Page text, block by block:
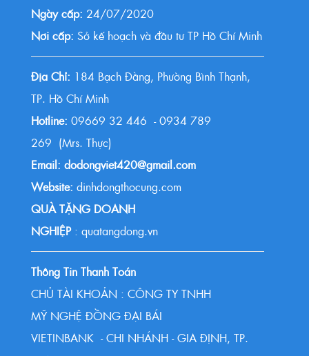
Ngày cấp: 24/07/2020
Nơi cấp: Sở kế hoạch và đầu tư TP Hồ Chí Minh
Địa Chỉ: 184 Bạch Đằng, Phường Bình Thạnh,
TP. Hồ Chí Minh
Hotline: 09669 32 446 - 0934 789
269 (Mrs. Thực)
Email: dodongviet420@gmail.com
Website: dinhdongthocung.com
QUÀ TẶNG DOANH
NGHIỆP : quatangdong.vn
Thông Tin Thanh Toán
CHỦ TÀI KHOẢN : CÔNG TY TNHH
MỸ NGHỆ ĐỒNG ĐẠI BÁI
VIETINBANK - CHI NHÁNH - GIA ĐỊNH, TP.